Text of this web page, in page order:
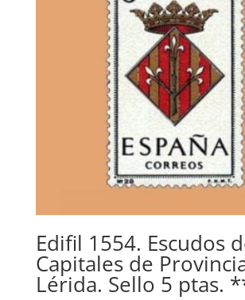
Edifil 1554. Escudos
Capitales de
Lérida. Sello 5 ptas.